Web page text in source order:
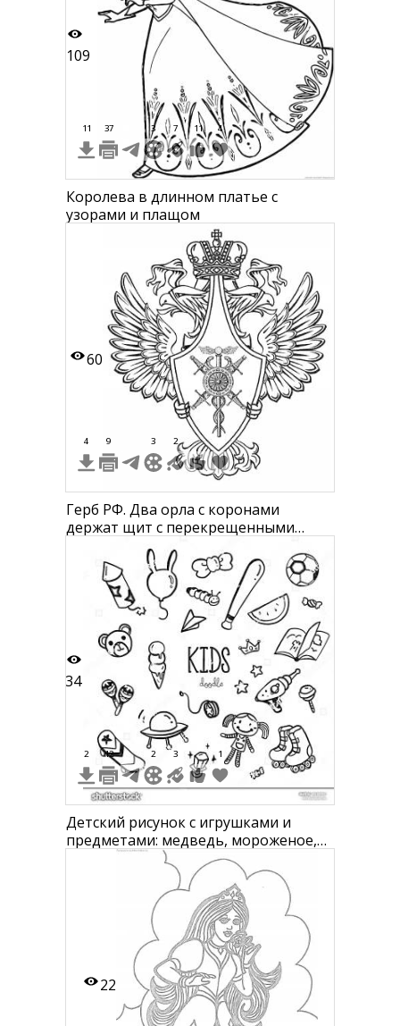
109
11 37 3 7 11 4
Королева в длинном платье с
узорами и плащом
60
4 9 3 2
Герб РФ. Два орла с коронами
держат щит с перекрещенными
мечами, клеймом и змеёй
34
2 12 2 3 1
Детский рисунок с игрушками и
предметами: медведь, мороженое,
погремушки, каскадерский шлем,
ромашка, игрушечная машина,
звезда, планета, девочка, ролики,
пусковая установка, линейка,
маркер, линейка, летающая тарелка,
книжка, корона, самолетик,
воздушный
22